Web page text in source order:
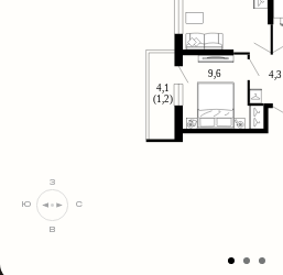
С
В
Ю
З